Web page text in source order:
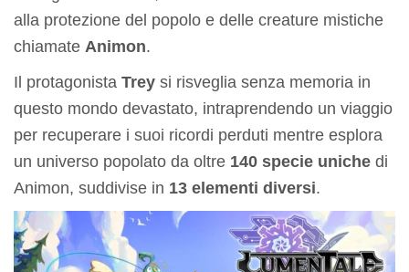
alla protezione del popolo e delle creature mistiche
chiamate Animon.
Il protagonista Trey si risveglia senza memoria in
questo mondo devastato, intraprendendo un viaggio
per recuperare i suoi ricordi perduti mentre esplora
un universo popolato da oltre 140 specie uniche di
Animon, suddivise in 13 elementi diversi.